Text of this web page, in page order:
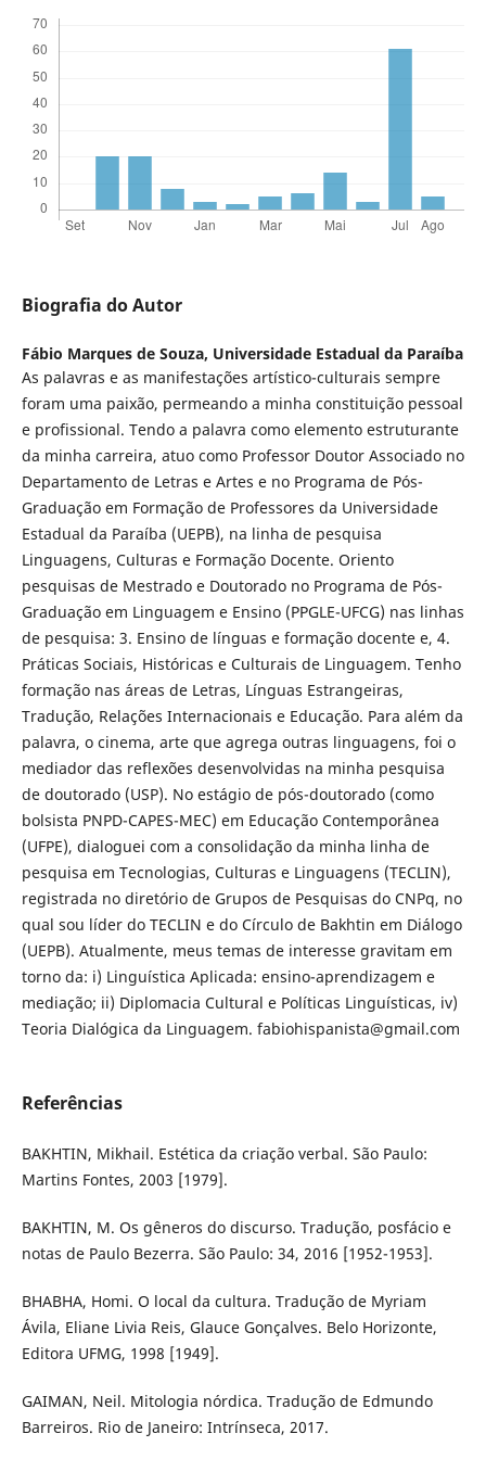
Biografia do Autor
Fábio Marques de Souza, Universidade Estadual da Paraíba
As palavras e as manifestações artístico-culturais sempre
foram uma paixão, permeando a minha constituição pessoal
e profissional. Tendo a palavra como elemento estruturante
da minha carreira, atuo como Professor Doutor Associado no
Departamento de Letras e Artes e no Programa de Pós-
Graduação em Formação de Professores da Universidade
Estadual da Paraíba (UEPB), na linha de pesquisa
Linguagens, Culturas e Formação Docente. Oriento
pesquisas de Mestrado e Doutorado no Programa de Pós-
Graduação em Linguagem e Ensino (PPGLE-UFCG) nas linhas
de pesquisa: 3. Ensino de línguas e formação docente e, 4.
Práticas Sociais, Históricas e Culturais de Linguagem. Tenho
formação nas áreas de Letras, Línguas Estrangeiras,
Tradução, Relações Internacionais e Educação. Para além da
palavra, o cinema, arte que agrega outras linguagens, foi o
mediador das reflexões desenvolvidas na minha pesquisa
de doutorado (USP). No estágio de pós-doutorado (como
bolsista PNPD-CAPES-MEC) em Educação Contemporânea
(UFPE), dialoguei com a consolidação da minha linha de
pesquisa em Tecnologias, Culturas e Linguagens (TECLIN),
registrada no diretório de Grupos de Pesquisas do CNPq, no
qual sou líder do TECLIN e do Círculo de Bakhtin em Diálogo
(UEPB). Atualmente, meus temas de interesse gravitam em
torno da: i) Linguística Aplicada: ensino-aprendizagem e
mediação; ii) Diplomacia Cultural e Políticas Linguísticas, iv)
Teoria Dialógica da Linguagem. fabiohispanista@gmail.com
Referências
BAKHTIN, Mikhail. Estética da criação verbal. São Paulo:
Martins Fontes, 2003 [1979].
BAKHTIN, M. Os gêneros do discurso. Tradução, posfácio e
notas de Paulo Bezerra. São Paulo: 34, 2016 [1952-1953].
BHABHA, Homi. O local da cultura. Tradução de Myriam
Ávila, Eliane Livia Reis, Glauce Gonçalves. Belo Horizonte,
Editora UFMG, 1998 [1949].
GAIMAN, Neil. Mitologia nórdica. Tradução de Edmundo
Barreiros. Rio de Janeiro: Intrínseca, 2017.